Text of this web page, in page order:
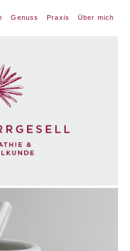
Genuss Praxis Über mich